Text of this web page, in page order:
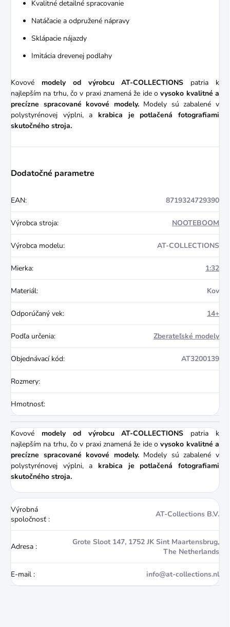
Kvalitné detailné spracovanie
Natáčacie a odpružené nápravy
Sklápacie nájazdy
Imitácia drevenej podlahy
Kovové modely od výrobcu AT-COLLECTIONS patria k
najlepším na trhu, čo v praxi znamená že ide ovysoko kvalitné a
precízne spracované kovové modely.Modely sú zabalené v
polystyrénovej výplni, a krabica je potlačená fotografiami
skutočného stroja.
Dodatočné parametre
EAN: 8719324729390
Výrobca stroja: NOOTEBOOM
Výrobca modelu: AT-COLLECTIONS
Mierka: 1:32
Materiál: Kov
Odporúčaný vek: 14+
Podľa určenia: Zberateľské modely
Objednávací kód: AT3200139
Rozmery:
Hmotnosť:
Kovové modely od výrobcu AT-COLLECTIONS patria k
najlepším na trhu, čo v praxi znamená že ide ovysoko kvalitné a
precízne spracované kovové modely.Modely sú zabalené v
polystyrénovej výplni, a krabica je potlačená fotografiami
skutočného stroja.
Výrobná
spoločnosť :
AT-Collections B.V.
Adresa :
Grote Sloot 147, 1752 JK Sint Maartensbrug,
The Netherlands
E-mail : info@at-collections.nl